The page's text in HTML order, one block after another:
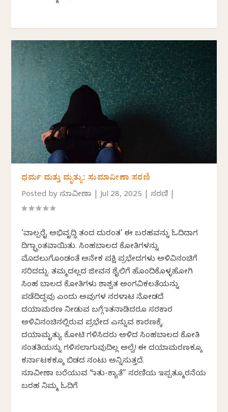
ಧರ್ಮ ಮತ್ತು ಮೃತ್ಯು: ಸುಮಾವೀಣಾ ಸರಣಿ
Posted byಸುಮಾವೀಣಾ |Jul 28, 2025 |ಸರಣಿ
‘ವಾಲ್ಪರೈ ಅಭಿವೃದ್ಧಿ ತಂದ ದುರಂತ’ ಈ ಬರಹವನ್ನು ಓದಿದಾಗ
ದಿಗ್ಭ್ರಾಂತವಾಯಿತು. ಸಿಂಹಬಾಲದ ಕೋತಿಗಳನ್ನು
ಮೊದಲುಗೊಂಡಂತೆ ಅನೇಕ ಪಕ್ಷಿ ಪ್ರಭೇದಗಳು ಅಳಿವಿನಂಚಿಗೆ
ಸರಿದದ್ದು. ತಮ್ಮದಲ್ಲದ ಜೀವನ ಶೈಲಿಗೆ ಹೊಂದಿಕೊಳ್ಳಹೋಗಿ
ಸಿಂಹ ಬಾಲದ ಕೋತಿಗಳು ಶಾಶ್ವತ ಅಂಗವಿಕಲತೆಯನ್ನು
ಪಡೆದಿದ್ದವು ಎಂದು ಅವುಗಳ ನರಳಾಟ ನೋಡದೆ
ದಯಾಮರಣ ನೀಡುವ ಬಗ್ಗೆ ಮಾತನಾಡಿದರೂ ಸರಕಾರ
ಅಳಿವಿನಂಚಿನಲ್ಲಿರುವ ಪ್ರಭೇದ ಎನ್ನುವ ಕಾರಣಕ್ಕೆ.
ದಯಾಮೃತ್ಯು ಕೋಟಿ ಗಳಿಸಿದರು ಅಳಿದ ಸಿಂಹಬಾಲದ ಕೋತಿ
ಸಂತತಿಯನ್ನು ಗಳಿಸಲಾಗುವುದಿಲ್ಲ ಅಲ್ವೆ! ಈ ದಯಾಮರಣಕ್ಕೂ
ಕರ್ನಾಟಕಕ್ಕೂ ಬಿಡದ ನಂಟು ಅನ್ನಿಸುತ್ತದೆ.
ಸುಮಾವೀಣಾ ಬರೆಯುವ “ಮಾತು-ಕ್ಯಾತೆ” ಸರಣಿಯ ಇಪ್ಪತ್ಮೂರನೆಯ
ಬರಹ ನಿಮ್ಮ ಓದಿಗೆ